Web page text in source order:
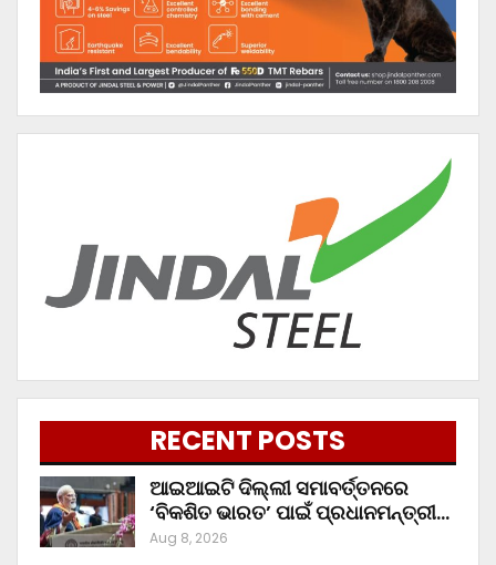
RECENT POSTS
ଆଇଆଇଟି ଦିଲ୍ଲୀ ସମାବର୍ତ୍ତନରେ
‘ବିକଶିତ ଭାରତ’ ପାଇଁ ପ୍ରଧାନମନ୍ତ୍ରୀ…
Aug 8, 2026